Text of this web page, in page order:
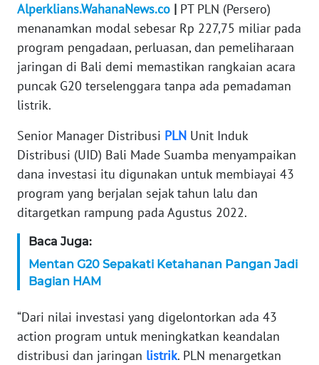
Alperklians.WahanaNews.co | PT PLN (Persero)
menanamkan modal sebesar Rp 227,75 miliar pada
program pengadaan, perluasan, dan pemeliharaan
jaringan di Bali demi memastikan rangkaian acara
puncak G20 terselenggara tanpa ada pemadaman
listrik.
Senior Manager Distribusi PLN Unit Induk
Distribusi (UID) Bali Made Suamba menyampaikan
dana investasi itu digunakan untuk membiayai 43
program yang berjalan sejak tahun lalu dan
ditargetkan rampung pada Agustus 2022.
Baca Juga:
Mentan G20 Sepakati Ketahanan Pangan Jadi
Bagian HAM
“Dari nilai investasi yang digelontorkan ada 43
action program untuk meningkatkan keandalan
distribusi dan jaringan listrik. PLN menargetkan
SIBER
REDAKSI
KARIR
News
Regional
SUMUT
WN
WN
JABAR